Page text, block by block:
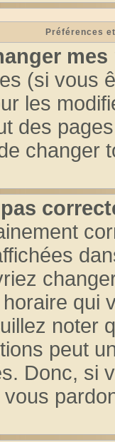
Préférences
mes
(si vous
les
des
changer
qui
noter
peut
Donc, si